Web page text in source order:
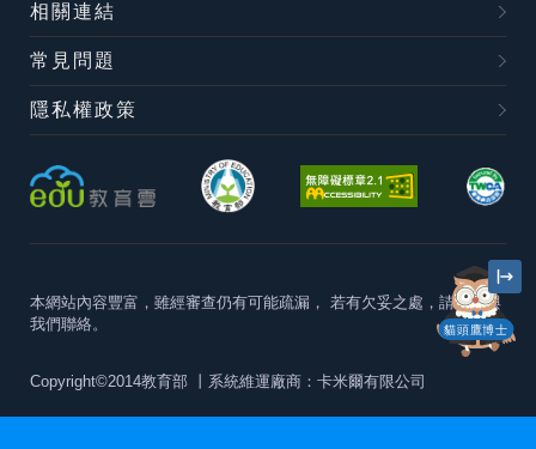
貓頭鷹博士
相關連結
常見問題
隱私權政策
本網站內容豐富，雖經審查仍有可能疏漏， 若有欠妥之處，請隨時與
我們聯絡。
Copyright©2014教育部 丨系統維運廠商：卡米爾有限公司